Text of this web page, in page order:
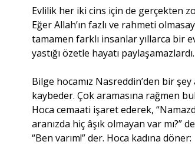
Evlilik her iki cins için de gerçekten
Eğer Allah’ın fazlı ve rahmeti
tamamen farklı insanlar yıllarca bir
yastığı özetle hayatı paylaşamazlardı.
Bilge hocamız Nasreddin’den bir
kaybeder. Çok aramasına rağmen
Hoca cemaati işaret ederek,
aranızda hiç âşık olmayan var mı?”
“Ben varım!” der. Hoca kadına döner: